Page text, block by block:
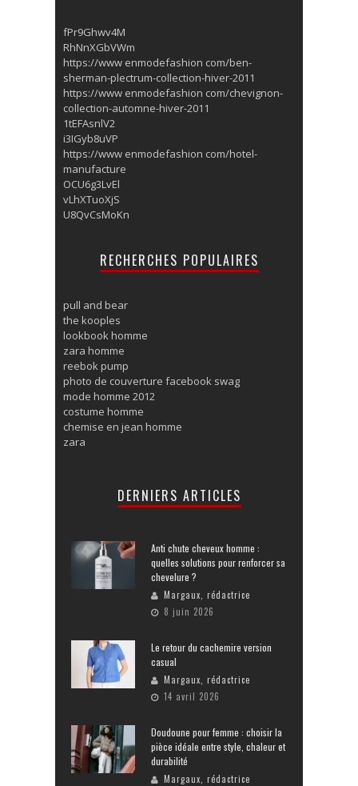
fPr9Ghwv4M
RhNnXGbVWm
https://www enmodefashion com/ben-
sherman-plectrum-collection-hiver-2011
https://www enmodefashion com/chevignon-
collection-automne-hiver-2011
1tEFAsnlV2
i3IGyb8uVP
https://www enmodefashion com/hotel-
manufacture
OCU6g3LvEl
vLhXTuoXjS
U8QvCsMoKn
RECHERCHES POPULAIRES
pull and bear
the kooples
lookbook homme
zara homme
reebok pump
photo de couverture facebook swag
mode homme 2012
costume homme
chemise en jean homme
zara
DERNIERS ARTICLES
Anti chute cheveux homme :
quelles solutions pour renforcer sa
chevelure ?
Margaux, rédactrice
8 juin 2026
Le retour du cachemire version
casual
Margaux, rédactrice
14 avril 2026
Doudoune pour femme : choisir la
pièce idéale entre style, chaleur et
durabilité
Margaux, rédactrice